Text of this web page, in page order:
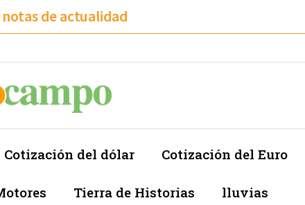
de actualidad
Cotización del dólar Cotización del Euro
Tierra de Historias lluvias